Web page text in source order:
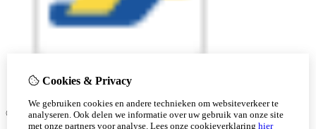
© Copyright 2026 |
Cookies & Privacy
We gebruiken cookies en andere technieken om websiteverkeer te
analyseren. Ook delen we informatie over uw gebruik van onze site
met onze partners voor analyse. Lees onze cookieverklaring hier